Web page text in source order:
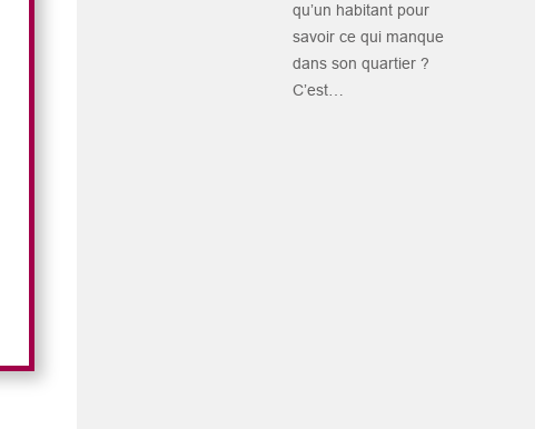
qu’un habitant pour
savoir ce qui manque
dans son quartier ?
C’est…